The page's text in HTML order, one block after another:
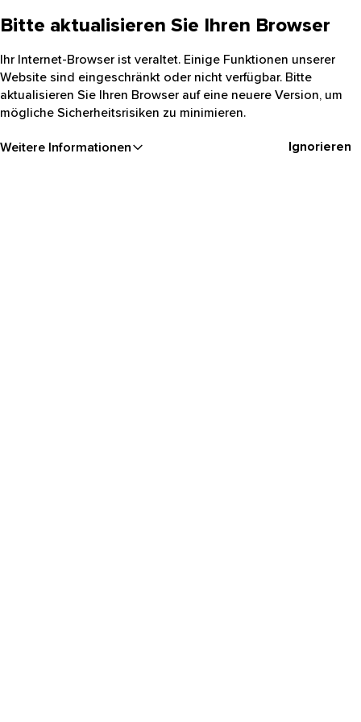
Bitte aktualisieren Sie Ihren Browser
Ihr Internet-Browser ist veraltet. Einige Funktionen unserer
Website sind eingeschränkt oder nicht verfügbar. Bitte
aktualisieren Sie Ihren Browser auf eine neuere Version, um
mögliche Sicherheitsrisiken zu minimieren.
Weitere Informationen Ignorieren